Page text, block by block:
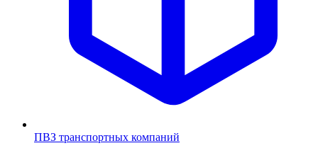
ПВЗ транспортных компаний